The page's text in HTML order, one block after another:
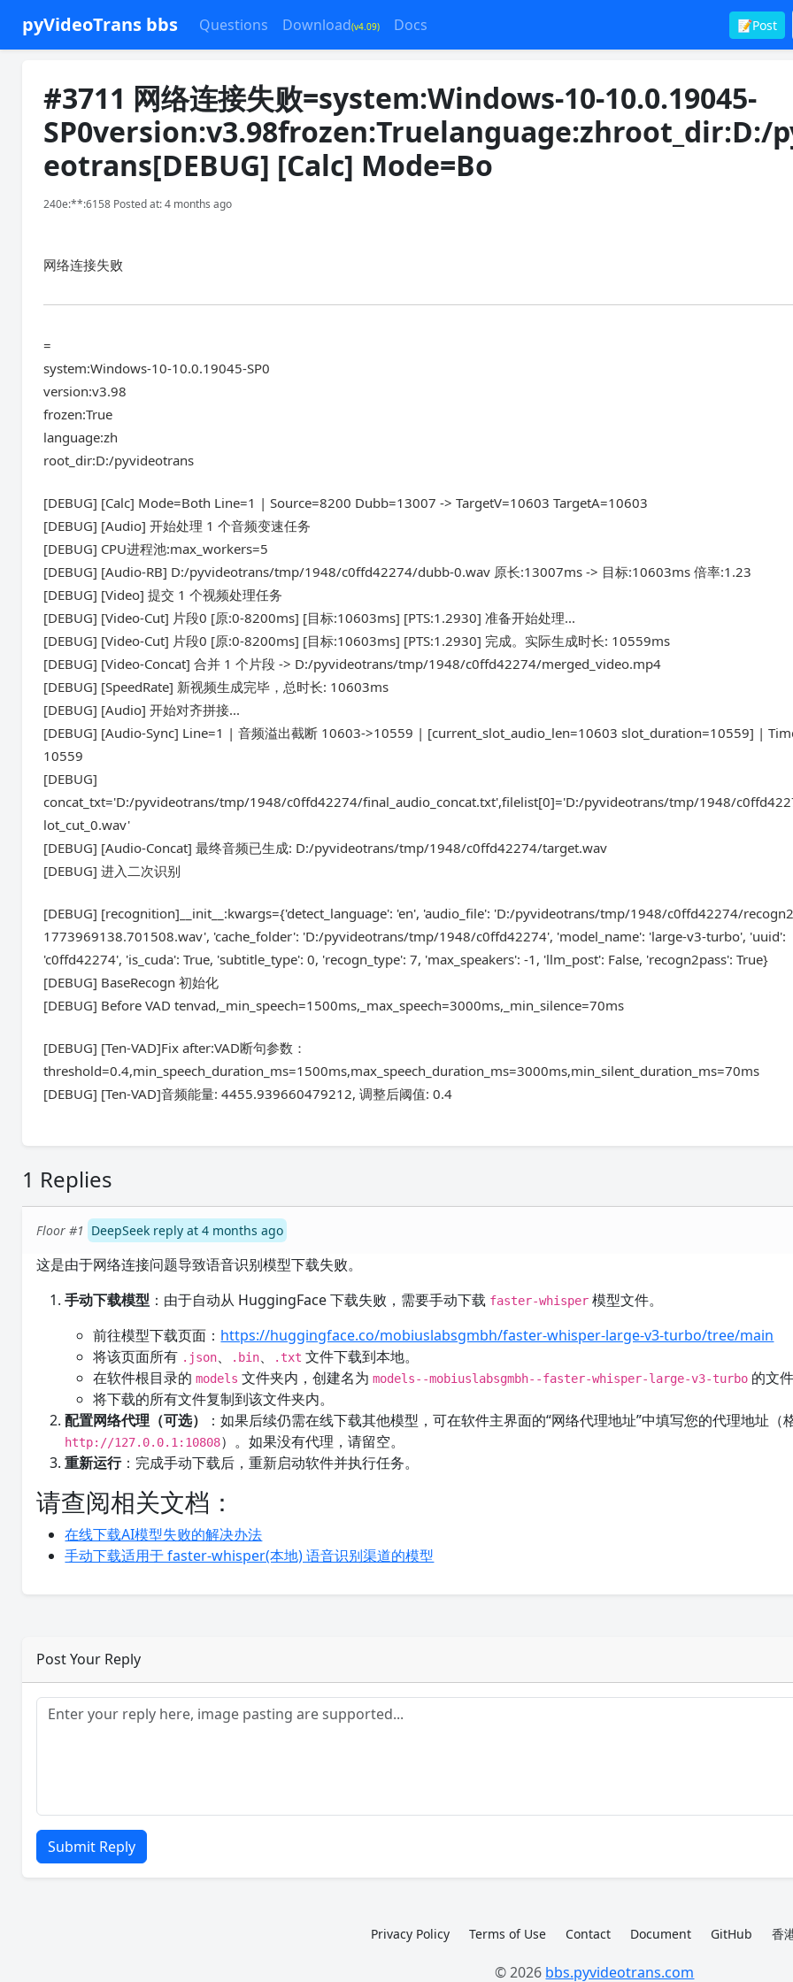
pyVideoTrans bbs Questions Download(v4.09) Docs 📝Post
#3711 网络连接失败=system:Windows-10-10.0.19045-
SP0version:v3.98frozen:Truelanguage:zhroot_dir:D:/
eotrans[DEBUG] [Calc] Mode=Bo
240e:**:6158 Posted at: 4 months ago
网络连接失败
=
system:Windows-10-10.0.19045-SP0
version:v3.98
frozen:True
language:zh
root_dir:D:/pyvideotrans
[DEBUG] [Calc] Mode=Both Line=1 | Source=8200 Dubb=13007 -> TargetV=10603 TargetA=10603
[DEBUG] [Audio] 开始处理 1 个音频变速任务
[DEBUG] CPU进程池:max_workers=5
[DEBUG] [Audio-RB] D:/pyvideotrans/tmp/1948/c0ffd42274/dubb-0.wav 原长:13007ms -> 目标:10603ms 倍率:1.23
[DEBUG] [Video] 提交 1 个视频处理任务
[DEBUG] [Video-Cut] 片段0 [原:0-8200ms] [目标:10603ms] [PTS:1.2930] 准备开始处理...
[DEBUG] [Video-Cut] 片段0 [原:0-8200ms] [目标:10603ms] [PTS:1.2930] 完成。实际生成时长: 10559ms
[DEBUG] [Video-Concat] 合并 1 个片段 -> D:/pyvideotrans/tmp/1948/c0ffd42274/merged_video.mp4
[DEBUG] [SpeedRate] 新视频生成完毕，总时长: 10603ms
[DEBUG] [Audio] 开始对齐拼接...
[DEBUG] [Audio-Sync] Line=1 | 音频溢出截断 10603->10559 | [current_slot_audio_len=10603 slot_duration=10559] |
10559
[DEBUG]
concat_txt='D:/pyvideotrans/tmp/1948/c0ffd42274/final_audio_concat.txt',filelist[0]='D:/pyvideotrans/tmp/1948/
lot_cut_0.wav'
[DEBUG] [Audio-Concat] 最终音频已生成: D:/pyvideotrans/tmp/1948/c0ffd42274/target.wav
[DEBUG] 进入二次识别
[DEBUG] [recognition]__init__:kwargs={'detect_language': 'en', 'audio_file': 'D:/pyvideotrans/tmp/1948/c0ffd42274/
1773969138.701508.wav', 'cache_folder': 'D:/pyvideotrans/tmp/1948/c0ffd42274', 'model_name': 'large-v3-turbo', 'uuid':
'c0ffd42274', 'is_cuda': True, 'subtitle_type': 0, 'recogn_type': 7, 'max_speakers': -1, 'llm_post': False, 'recogn2pass': True}
[DEBUG] BaseRecogn 初始化
[DEBUG] Before VAD tenvad,_min_speech=1500ms,_max_speech=3000ms,_min_silence=70ms
[DEBUG] [Ten-VAD]Fix after:VAD断句参数：
threshold=0.4,min_speech_duration_ms=1500ms,max_speech_duration_ms=3000ms,min_silent_duration_ms=70ms
[DEBUG] [Ten-VAD]音频能量: 4455.939660479212, 调整后阈值: 0.4
1 Replies
Floor #1 DeepSeek reply at 4 months ago
这是由于网络连接问题导致语音识别模型下载失败。
手动下载模型 ：由于自动从 HuggingFace 下载失败，需要手动下载 faster-whisper 模型文件。
前往模型下载页面： https://huggingface.co/mobiuslabsgmbh/faster-whisper-large-v3-turbo/tree/main
将该页面所有 .json、 .bin、 .txt 文件下载到本地。
在软件根目录的models 文件夹内，创建名为models--mobiuslabsgmbh--faster-whisper-large-v3-turbo 的文件
将下载的所有文件复制到该文件夹内。
配置网络代理（可选）
：如果后续仍需在线下载其他模型，可在软件主界面的“网络代理地址”中填写您的代理地址（
http://127.0.0.1:10808）。如果没有代理，请留空。
重新运行：完成手动下载后，重新启动软件并执行任务。
请查阅相关文档：
在线下载AI模型失败的解决办法
手动下载适用于 faster-whisper(本地) 语音识别渠道的模型
Post Your Reply
Submit Reply
Privacy Policy Terms of Use Contact Document GitHub 香
© 2026 bbs.pyvideotrans.com